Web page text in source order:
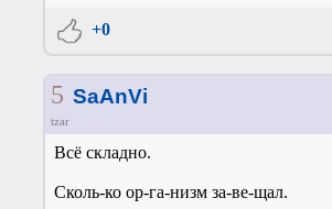
+0
5 SaAnVi
tzar
Всё складно.
Сколь-ко ор-га-низм за-ве-щал.